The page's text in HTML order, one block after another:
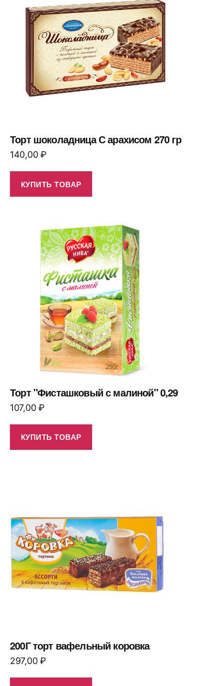
Торт шоколадница С арахисом 270 гр
140,00₽
КУПИТЬ ТОВАР
Торт "Фисташковый с малиной" 0,29
107,00₽
КУПИТЬ ТОВАР
200Г торт вафельный коровка
297,00₽